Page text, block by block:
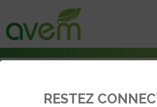
Constructeurs et importateurs
RESTEZ